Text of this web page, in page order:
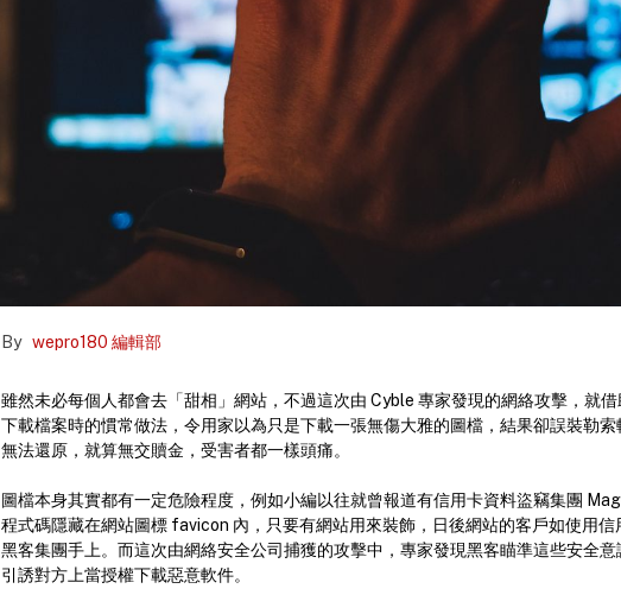
By wepro180 編輯部
雖然未必每個人都會去「甜相」網站，不過這次由 Cyble 專家發現的網絡攻擊，就
下載檔案時的慣常做法，令用家以為只是下載一張無傷大雅的圖檔，結果卻誤裝勒
無法還原，就算無交贖金，受害者都一樣頭痛。
圖檔本身其實都有一定危險程度，例如小編以往就曾報道有信用卡資料盜竊集團
程式碼隱藏在網站圖標 favicon 內，只要有網站用來裝飾，日後網站的客戶如使用信
黑客集團手上。而這次由網絡安全公司捕獲的攻擊中，專家發現黑客瞄準這些安全
引誘對方上當授權下載惡意軟件。